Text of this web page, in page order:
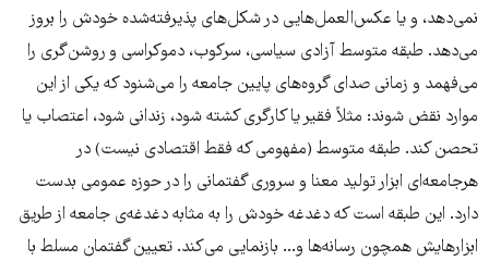
نمی‌دهد، و یا عکس‌العمل‌هایی در شکل‌های پذیرفته‌شده خودش را بروز
می‌دهد. طبقه متوسط آزادی سیاسی، سرکوب، دموکراسی و روشن‌گری را
می‌فهمد و زمانی صدای گروه‌های پایین جامعه را می‌شنود که یکی از این
موارد نقض شوند: مثلاً فقیر یا کارگری کشته شود، زندانی شود، اعتصاب یا
تحصن کند. طبقه متوسط (مفهومی که فقط اقتصادی نیست) در
هرجامعه‌ای ابزار تولید معنا و سروری گفتمانی را در حوزه عمومی بدست
دارد. ‌این طبقه است که دغدغه خودش را به مثابه دغدغه‌ی جامعه از طریق
ابزارهایش همچون رسانه‌ها و... بازنمایی می‌کند. تعیین گفتمان مسلط با